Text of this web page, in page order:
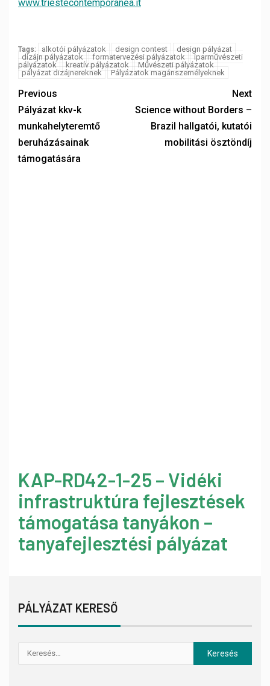
www.triestecontemporanea.it
Tags: alkotói pályázatok design contest
design pályázat
dizájn pályázatok
formatervezési pályázatok
iparművészeti
pályázatok
kreatív pályázatok
Művészeti pályázatok
pályázat dizájnereknek
Pályázatok magánszemélyeknek
Previous
Pályázat kkv-k
munkahelyteremtő
beruházásainak
támogatására
Next
Science without Borders –
Brazil hallgatói, kutatói
mobilitási ösztöndíj
KAP-RD42-1-25 – Vidéki
infrastruktúra fejlesztések
támogatása tanyákon –
tanyafejlesztési pályázat
PÁLYÁZAT KERESŐ